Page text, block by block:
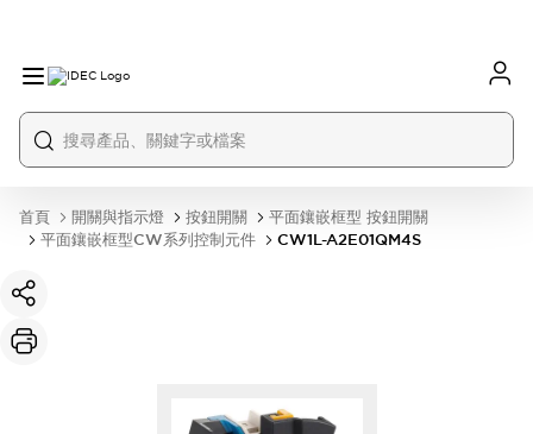
首頁 開關與指示燈 按鈕開關
平面鑲嵌框型 按鈕開關
平面鑲嵌框型CW系列控制元件
CW1L-A2E01QM4S